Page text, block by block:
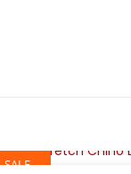
SALE